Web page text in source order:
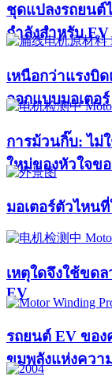
ชุดแปลงรถยนต์
กำลังสำหรับ EV
เหนือกว่าแรงบิ
ออกแบบมอเตอร์
การม้วนกิ๊บ: ไม่
ใหม่ของหัวใจขอ
มอเตอร์ตัวไหน
เหตุใดจึงใช้ขด
EV
รถยนต์ EV ขอ
ขุมพลังแห่งควา